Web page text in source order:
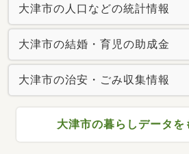
大津市の人口などの統計情報
大津市の結婚・育児の助成金
大津市の治安・ごみ収集情報
大津市の暮らしデータを